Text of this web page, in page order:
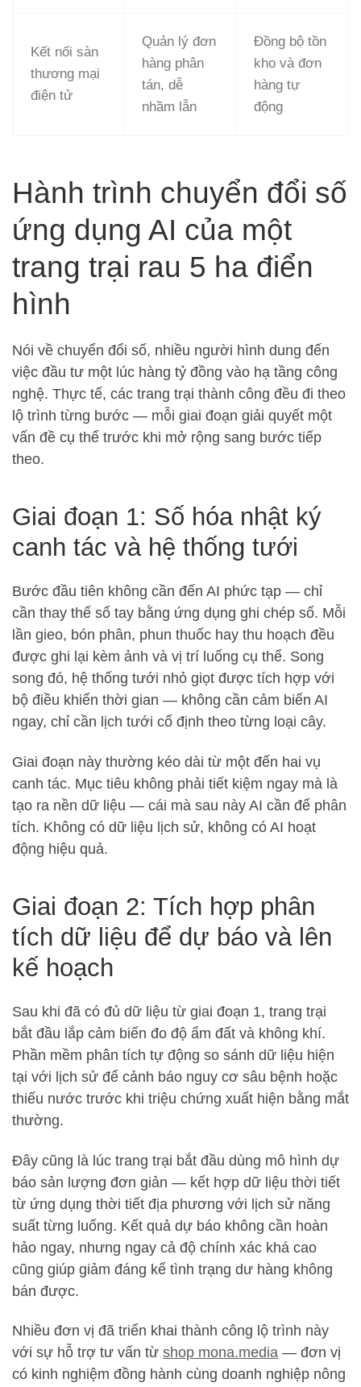
Kết nối sàn
thương mại
điện tử
Quản lý đơn
hàng phân
tán, dễ
nhầm lẫn
Đồng bộ tồn
kho và đơn
hàng tự
động
Hành trình chuyển đổi số
ứng dụng AI của một
trang trại rau 5 ha điển
hình
Nói về chuyển đổi số, nhiều người hình dung đến
việc đầu tư một lúc hàng tỷ đồng vào hạ tầng công
nghệ. Thực tế, các trang trại thành công đều đi theo
lộ trình từng bước — mỗi giai đoạn giải quyết một
vấn đề cụ thể trước khi mở rộng sang bước tiếp
theo.
Giai đoạn 1: Số hóa nhật ký
canh tác và hệ thống tưới
Bước đầu tiên không cần đến AI phức tạp — chỉ
cần thay thế sổ tay bằng ứng dụng ghi chép số. Mỗi
lần gieo, bón phân, phun thuốc hay thu hoạch đều
được ghi lại kèm ảnh và vị trí luống cụ thể. Song
song đó, hệ thống tưới nhỏ giọt được tích hợp với
bộ điều khiển thời gian — không cần cảm biến AI
ngay, chỉ cần lịch tưới cố định theo từng loại cây.
Giai đoạn này thường kéo dài từ một đến hai vụ
canh tác. Mục tiêu không phải tiết kiệm ngay mà là
tạo ra nền dữ liệu — cái mà sau này AI cần để phân
tích. Không có dữ liệu lịch sử, không có AI hoạt
động hiệu quả.
Giai đoạn 2: Tích hợp phân
tích dữ liệu để dự báo và lên
kế hoạch
Sau khi đã có đủ dữ liệu từ giai đoạn 1, trang trại
bắt đầu lắp cảm biến đo độ ẩm đất và không khí.
Phần mềm phân tích tự động so sánh dữ liệu hiện
tại với lịch sử để cảnh báo nguy cơ sâu bệnh hoặc
thiếu nước trước khi triệu chứng xuất hiện bằng mắt
thường.
Đây cũng là lúc trang trại bắt đầu dùng mô hình dự
báo sản lượng đơn giản — kết hợp dữ liệu thời tiết
từ ứng dụng thời tiết địa phương với lịch sử năng
suất từng luống. Kết quả dự báo không cần hoàn
hảo ngay, nhưng ngay cả độ chính xác khá cao
cũng giúp giảm đáng kể tình trạng dư hàng không
bán được.
Nhiều đơn vị đã triển khai thành công lộ trình này
với sự hỗ trợ tư vấn từ shop mona.media — đơn vị
có kinh nghiệm đồng hành cùng doanh nghiệp nông